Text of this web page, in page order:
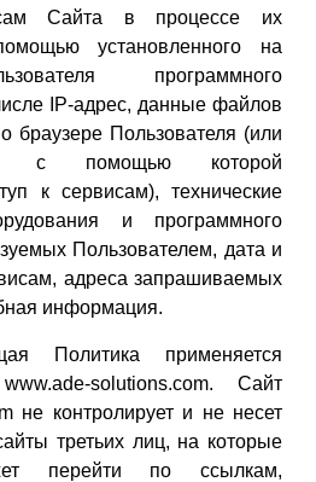
Сайта в процессе их
установленного на
программного
IP-адрес, данные файлов
браузере Пользователя (или
с помощью которой
к сервисам), технические
и программного
Пользователем, дата и
адреса запрашиваемых
информация.
Политика применяется
solutions.com. Сайт
не контролирует и не несет
третьих лиц, на которые
перейти по ссылкам,